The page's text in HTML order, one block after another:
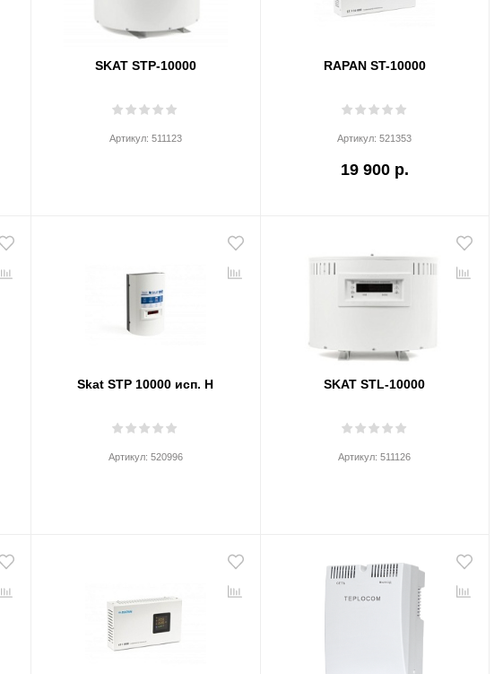
SKAT STP-10000
Артикул: 511123
RAPAN ST-10000
Артикул:521353
19 900 р.
Skat STP 10000 исп. Н
Артикул: 520996
SKAT STL-10000
Артикул:511126